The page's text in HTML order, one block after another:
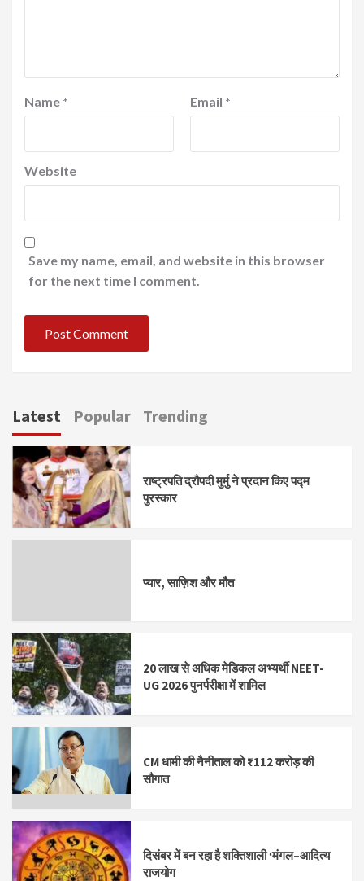
Name * Email *
Website
Save my name, email, and website in this browser
for the next time I comment.
Latest Popular Trending
राष्ट्रपति द्रौपदी मुर्मु ने प्रदान किए पद्म
पुरस्कार
प्यार, साज़िश और मौत
20 लाख से अधिक मेडिकल अभ्यर्थी NEET-
UG 2026 पुनर्परीक्षा में शामिल
CM धामी की नैनीताल को ₹112 करोड़ की
सौगात
दिसंबर में बन रहा है शक्तिशाली ‘मंगल–आदित्य
राजयोग